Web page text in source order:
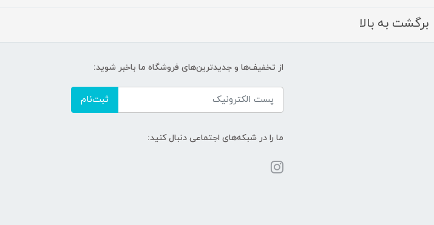
برگشت به بالا
از تخفیف‌ها و جدیدترین‌های فروشگاه ما باخبر شوید:
ثبت‌نام
ما را در شبکه‌های اجتماعی دنبال کنید: